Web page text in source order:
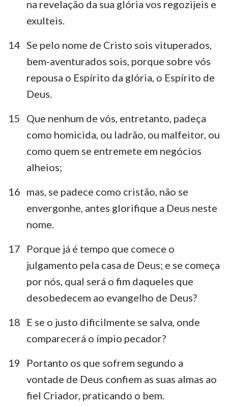
na revelação da sua glória vos regozijeis e
exulteis.
14 Se pelo nome de Cristo sois vituperados,
bem-aventurados sois, porque sobre vós
repousa o Espírito da glória, o Espírito de
Deus.
15
Que nenhum de vós, entretanto, padeça
como homicida, ou ladrão, ou malfeitor, ou
como quem se entremete em negócios
alheios;
16 mas, se padece como cristão, não se
envergonhe, antes glorifique a Deus neste
nome.
17
Porque já é tempo que comece o
julgamento pela casa de Deus; e se começa
por nós, qual será o fim daqueles que
desobedecem ao evangelho de Deus?
18
E se o justo dificilmente se salva, onde
comparecerá o ímpio pecador?
19
Portanto os que sofrem segundo a
vontade de Deus confiem as suas almas ao
fiel Criador, praticando o bem.